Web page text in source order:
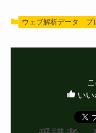
ウェブ解析データ プ
いい